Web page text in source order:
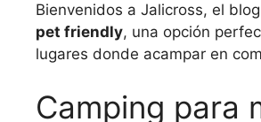
Bienvenidos a Jalicross, el
pet friendly, una opción
lugares donde acampar en
Camping para